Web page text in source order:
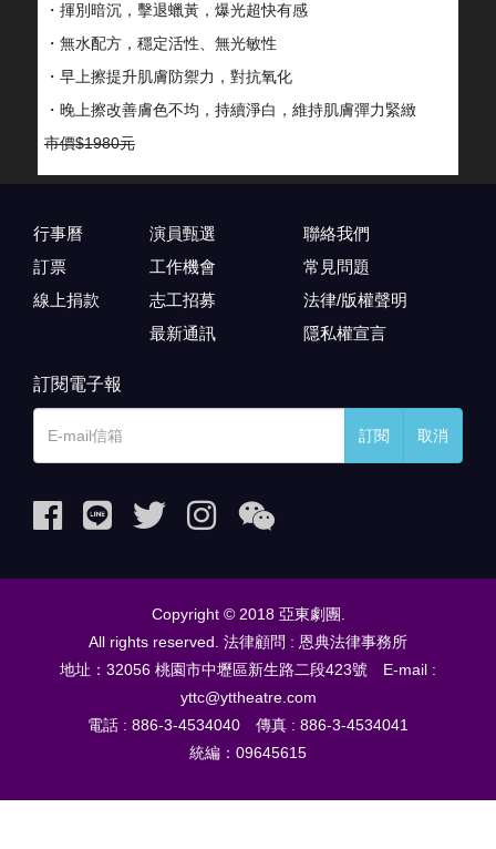
・揮別暗沉，擊退蠟黃，爆光超快有感
・無水配方，穩定活性、無光敏性
・早上擦提升肌膚防禦力，對抗氧化
・晚上擦改善膚色不均，持續淨白，維持肌膚彈力緊緻
市價$1980元
行事曆
訂票
線上捐款
演員甄選
工作機會
志工招募
最新通訊
聯絡我們
常見問題
法律/版權聲明
隱私權宣言
訂閱電子報
訂閱 取消
Copyright © 2018 亞東劇團.
All rights reserved. 法律顧問 : 恩典法律事務所
地址：32056 桃園市中壢區新生路二段423號 E-mail :
yttc@yttheatre.com
電話 : 886-3-4534040 傳真 : 886-3-4534041
統編：09645615